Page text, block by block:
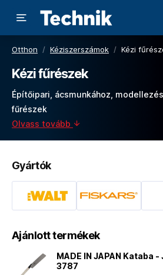
Otthon / Kéziszerszámok / Kézi
Kézi fűrészek
Építőipari, ácsmunkához,
fűrészek
Olvass tovább
Gyártók
Ajánlott termékek
MADE IN JAPAN Kataba
3787